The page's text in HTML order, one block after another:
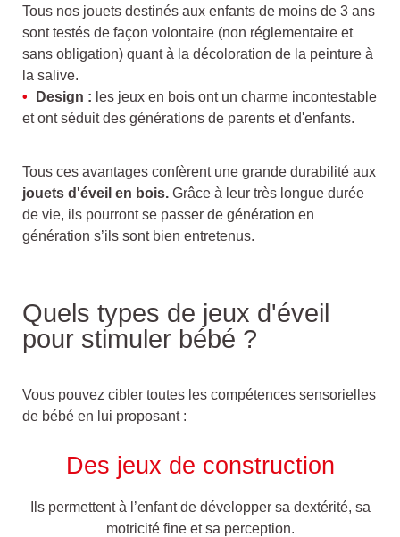
Tous nos jouets destinés aux enfants de moins de 3 ans
sont testés de façon volontaire (non réglementaire et
sans obligation) quant à la décoloration de la peinture à
la salive.
Design : les jeux en bois ont un charme incontestable
et ont séduit des générations de parents et d'enfants.
Tous ces avantages confèrent une grande durabilité aux
jouets d'éveil en bois. Grâce à leur très longue durée
de vie, ils pourront se passer de génération en
génération s’ils sont bien entretenus.
Quels types de jeux d'éveil
pour stimuler bébé ?
Vous pouvez cibler toutes les compétences sensorielles
de bébé en lui proposant :
Des jeux de construction
Ils permettent à l’enfant de développer sa dextérité, sa
motricité fine et sa perception.